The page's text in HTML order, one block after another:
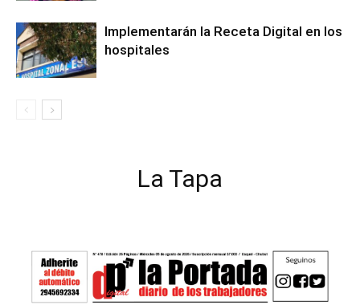
Implementarán la Receta Digital en los
hospitales
La Tapa